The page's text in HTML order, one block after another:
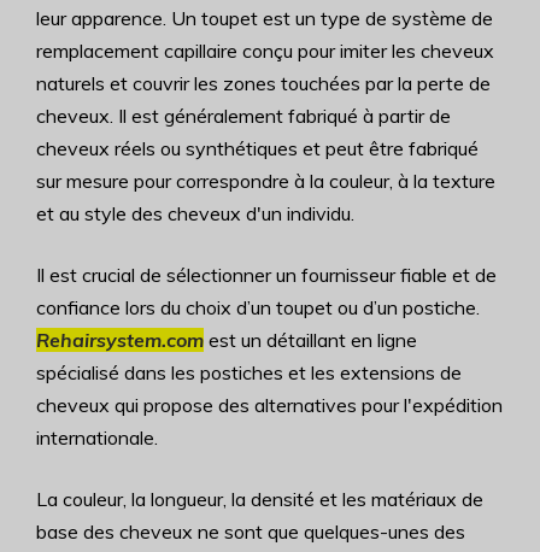
leur apparence. Un toupet est un type de système de
remplacement capillaire conçu pour imiter les cheveux
naturels et couvrir les zones touchées par la perte de
cheveux. Il est généralement fabriqué à partir de
cheveux réels ou synthétiques et peut être fabriqué
sur mesure pour correspondre à la couleur, à la texture
et au style des cheveux d'un individu.
Il est crucial de sélectionner un fournisseur fiable et de
confiance lors du choix d’un toupet ou d’un postiche.
Rehairsystem.com est un détaillant en ligne
spécialisé dans les postiches et les extensions de
cheveux qui propose des alternatives pour l'expédition
internationale.
La couleur, la longueur, la densité et les matériaux de
base des cheveux ne sont que quelques-unes des